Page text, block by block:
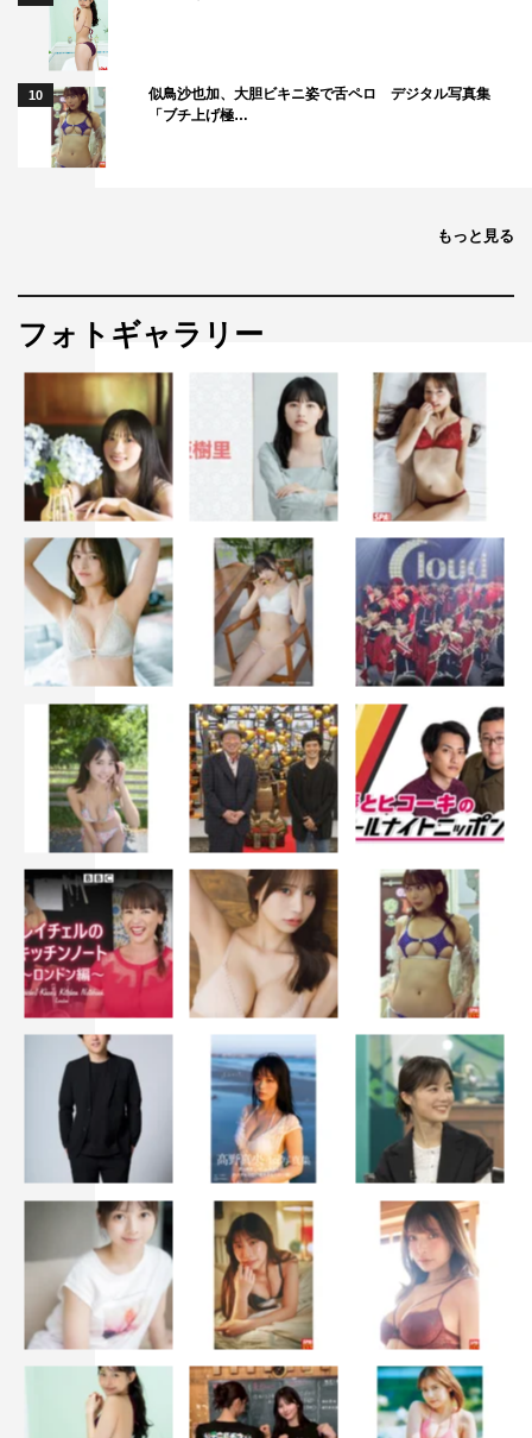
10
似鳥沙也加、大胆ビキニ姿で舌ペロ デジタル写真集
「ブチ上げ極…
もっと見る
フォトギャラリー